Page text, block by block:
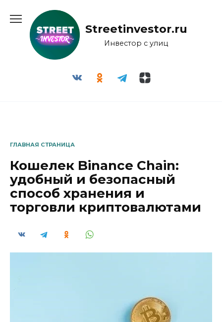
содержанию
Streetinvestor.ru
Инвестор с улиц
ГЛАВНАЯ СТРАНИЦА
Кошелек Binance Chain:
удобный и безопасный
способ хранения и
торговли криптовалютами